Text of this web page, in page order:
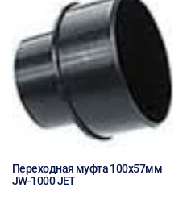
Переходная муфта 100х57мм
JW-1000 JET